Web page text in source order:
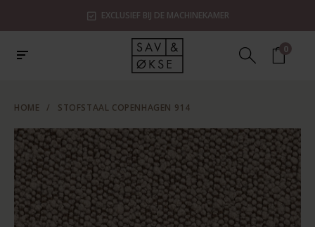
EXCLUSIEF BIJ DE MACHINEKAMER
0
HOME / STOFSTAAL COPENHAGEN 914